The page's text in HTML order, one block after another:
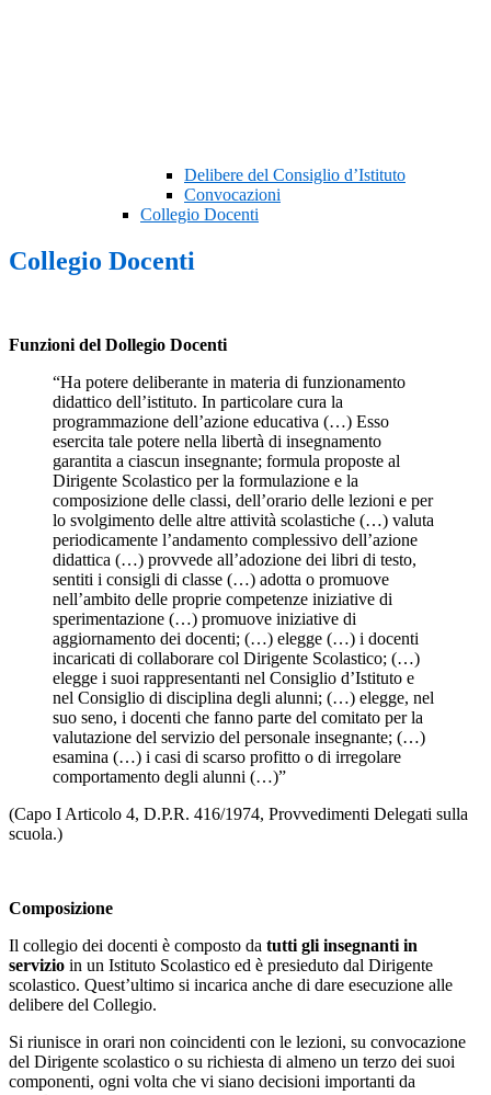
Delibere del Consiglio d’Istituto
Convocazioni
Collegio Docenti
Collegio Docenti
Funzioni del Dollegio Docenti
“Ha potere deliberante in materia di funzionamento
didattico dell’istituto. In particolare cura la
programmazione dell’azione educativa (…) Esso
esercita tale potere nella libertà di insegnamento
garantita a ciascun insegnante; formula proposte al
Dirigente Scolastico per la formulazione e la
composizione delle classi, dell’orario delle lezioni e per
lo svolgimento delle altre attività scolastiche (…) valuta
periodicamente l’andamento complessivo dell’azione
didattica (…) provvede all’adozione dei libri di testo,
sentiti i consigli di classe (…) adotta o promuove
nell’ambito delle proprie competenze iniziative di
sperimentazione (…) promuove iniziative di
aggiornamento dei docenti; (…) elegge (…) i docenti
incaricati di collaborare col Dirigente Scolastico; (…)
elegge i suoi rappresentanti nel Consiglio d’Istituto e
nel Consiglio di disciplina degli alunni; (…) elegge, nel
suo seno, i docenti che fanno parte del comitato per la
valutazione del servizio del personale insegnante; (…)
esamina (…) i casi di scarso profitto o di irregolare
comportamento degli alunni (…)”
(Capo I Articolo 4, D.P.R. 416/1974, Provvedimenti Delegati sulla
scuola.)
Composizione
Il collegio dei docenti è composto da tutti gli insegnanti in
servizio in un Istituto Scolastico ed è presieduto dal Dirigente
scolastico. Quest’ultimo si incarica anche di dare esecuzione alle
delibere del Collegio.
Si riunisce in orari non coincidenti con le lezioni, su convocazione
del Dirigente scolastico o su richiesta di almeno un terzo dei suoi
componenti, ogni volta che vi siano decisioni importanti da